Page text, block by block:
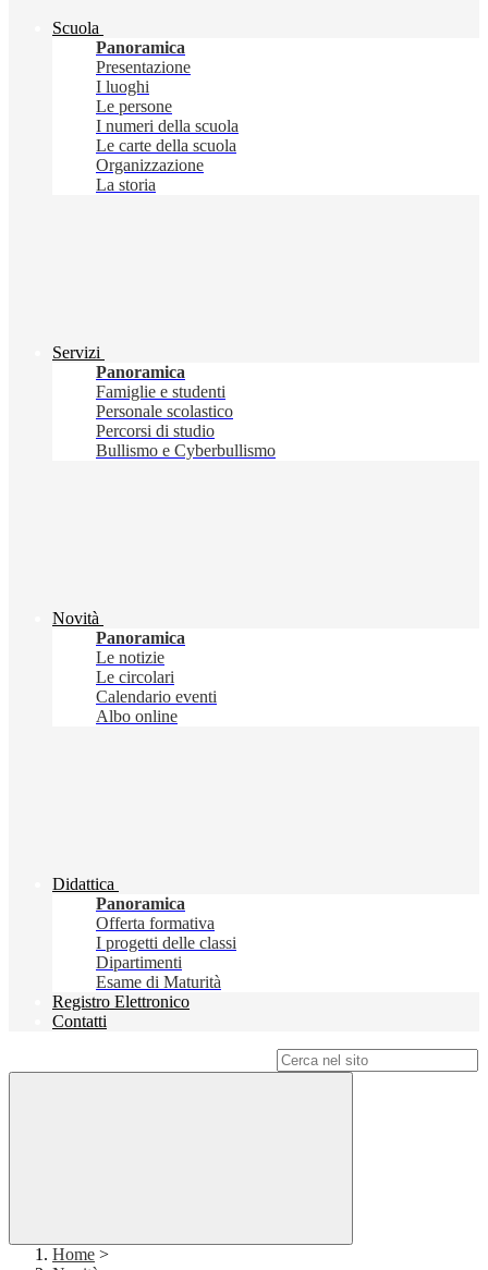
Scuola
Panoramica
Presentazione
I luoghi
Le persone
I numeri della scuola
Le carte della scuola
Organizzazione
La storia
Servizi
Panoramica
Famiglie e studenti
Personale scolastico
Percorsi di studio
Bullismo e Cyberbullismo
Novità
Panoramica
Le notizie
Le circolari
Calendario eventi
Albo online
Didattica
Panoramica
Offerta formativa
I progetti delle classi
Dipartimenti
Esame di Maturità
Registro Elettronico
Contatti
Home >